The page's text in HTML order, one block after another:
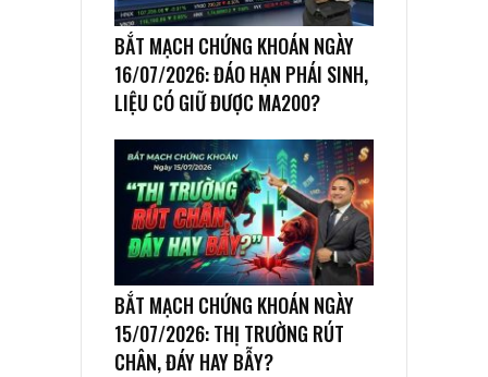
BẮT MẠCH CHỨNG KHOÁN NGÀY
16/07/2026: ĐÁO HẠN PHÁI SINH,
LIỆU CÓ GIỮ ĐƯỢC MA200?
BẮT MẠCH CHỨNG KHOÁN NGÀY
15/07/2026: THỊ TRƯỜNG RÚT
CHÂN, ĐÁY HAY BẪY?